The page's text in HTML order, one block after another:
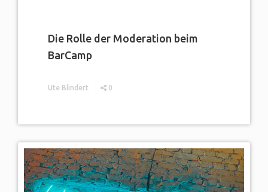
Die Rolle der Moderation beim
BarCamp
Ute Blindert 0